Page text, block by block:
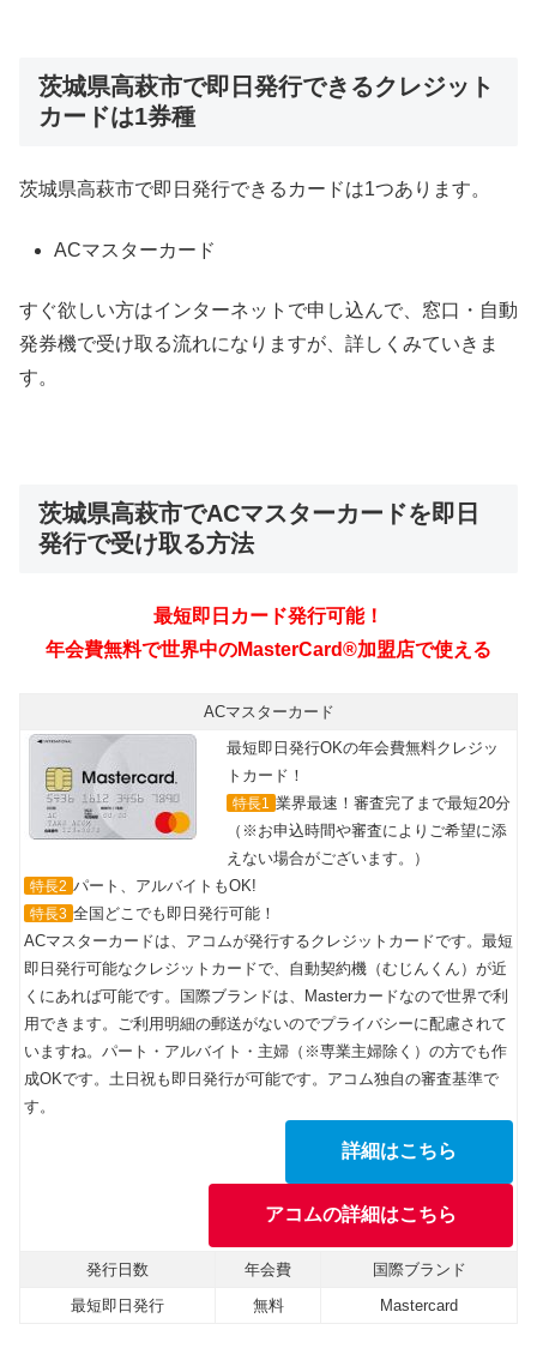
茨城県高萩市で即日発行できるクレジット
カードは1券種
茨城県高萩市で即日発行できるカードは1つあります。
ACマスターカード
すぐ欲しい方はインターネットで申し込んで、窓口・自動
発券機で受け取る流れになりますが、詳しくみていきま
す。
茨城県高萩市でACマスターカードを即日
発行で受け取る方法
ACマスターカード
最短即日発行OKの年会費無料クレジッ
トカード！
特長1 業界最速！審査完了まで最短20分
（※お申込時間や審査によりご希望に添
えない場合がございます。）
特長2 パート、アルバイトもOK!
特長3 全国どこでも即日発行可能！
ACマスターカードは、アコムが発行するクレジットカードです。最短
即日発行可能なクレジットカードで、自動契約機（むじんくん）が近
くにあれば可能です。国際ブランドは、Masterカードなので世界で利
用できます。ご利用明細の郵送がないのでプライバシーに配慮されて
いますね。パート・アルバイト・主婦（※専業主婦除く）の方でも作
成OKです。土日祝も即日発行が可能です。アコム独自の審査基準で
す。
詳細はこちら
アコムの詳細はこちら
発行日数 年会費
国際ブランド
最短即日発行
無料 Mastercard